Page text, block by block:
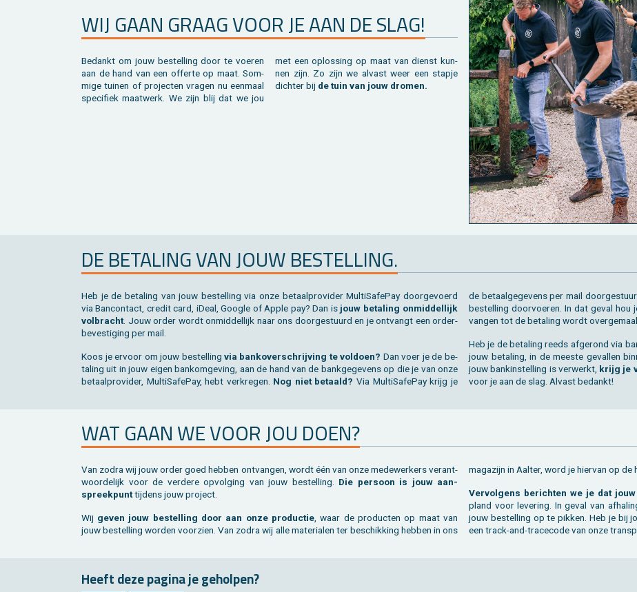
WIJ GAAN GRAAG VOOR JE AAN DE SLAG!
Be­dankt om jouw be­stel­ling door te voe­ren
aan de hand van een of­fer­te op maat. Som­
mi­ge tui­nen of pro­jec­ten vra­gen nu een­maal
spe­ci­fiek maat­werk. We zijn blij dat we jou
met een op­los­sing op maat van dienst kun­
nen zijn. Zo zijn we al­vast weer een stap­je
dich­ter bij de tuin van jouw dro­men.
DE BE­TA­LING VAN JOUW BE­STEL­LING.
Heb je de be­ta­ling van jouw be­stel­ling via onze be­taal­pro­vi­der Mul­ti­Sa­fe­Pay door­ge­voerd
via Ban­con­tact, cre­dit card, iDeal, Goog­le of Apple pay? Dan is jouw be­ta­ling on­mid­del­lijk
vol­bracht. Jouw order wordt on­mid­del­lijk naar ons door­ge­stuurd en je ont­vangt een or­der­
be­ves­ti­ging per mail.
Koos je er­voor om jouw be­stel­ling via bank­over­schrij­ving te vol­doen? Dan voer je de be­
ta­ling uit in jouw eigen bank­om­ge­ving, aan de hand van de bank­ge­ge­vens op die je van onze
be­taal­pro­vi­der, Mul­ti­Sa­fe­Pay, hebt ver­kre­gen. Nog niet be­taald? Via Mul­ti­Sa­fe­Pay krijg je
de be­taal­ge­ge­vens per mail
be­stel­ling door­voe­ren. In dat geval
van­gen tot de be­ta­ling wordt
Heb je de be­ta­ling reeds af­ge­rond via
jouw be­ta­ling, in de mees­te ge­val­len
jouw bank­in­stel­ling is ver­werkt, krijg je
voor je aan de slag. Al­vast be­dankt!
WAT GAAN WE VOOR JOU DOEN?
Van zodra wij jouw order goed heb­ben ont­van­gen, wordt één van onze me­de­wer­kers ver­ant­
woor­de­lijk voor de ver­de­re op­vol­ging van jouw be­stel­ling. Die per­soon is jouw aan­
spreek­punttij­dens jouw pro­ject.
Wij geven jouw be­stel­ling door aan onze pro­duc­tie, waar de pro­duc­ten op maat van
jouw be­stel­ling wor­den voor­zien. Van zodra wij alle ma­te­ri­a­len ter be­schik­king heb­ben in ons
ma­ga­zijn in Aal­ter, word je hier­van op de
Ver­vol­gens be­rich­ten we je dat
pland voor le­ve­ring. In geval van
jouw be­stel­ling op te pik­ken. Heb je bij
een track-and-tra­ce­co­de van onze
Heeft deze pa­gi­na je ge­hol­pen?